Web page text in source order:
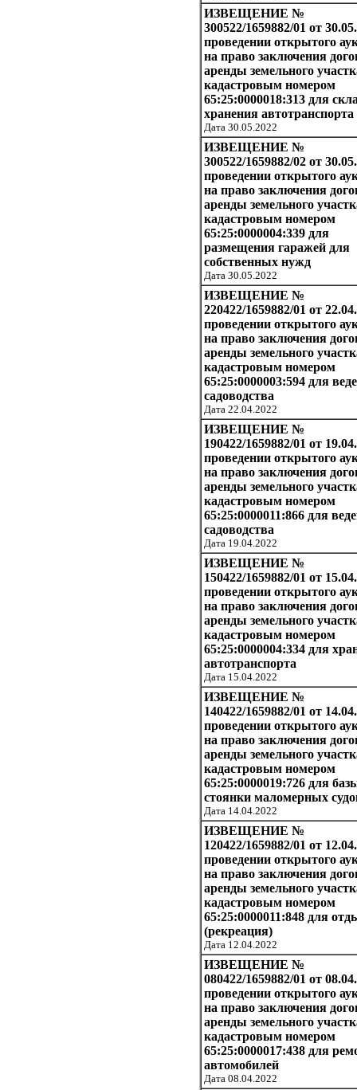
ИЗВЕЩЕНИЕ №
300522/1659882/01 от
проведении открытого
на право заключения
аренды земельного
кадастровым номером
65:25:0000018:313 для
хранения автотранспорта
Дата 30.05.2022
ИЗВЕЩЕНИЕ №
300522/1659882/02 от
проведении открытого
на право заключения
аренды земельного
кадастровым номером
65:25:0000004:339 для
размещения гаражей для
собственных нужд
Дата 30.05.2022
ИЗВЕЩЕНИЕ №
220422/1659882/01 от
проведении открытого
на право заключения
аренды земельного
кадастровым номером
65:25:0000003:594 для
садоводства
Дата 22.04.2022
ИЗВЕЩЕНИЕ №
190422/1659882/01 от
проведении открытого
на право заключения
аренды земельного
кадастровым номером
65:25:0000011:866 для
садоводства
Дата 19.04.2022
ИЗВЕЩЕНИЕ №
150422/1659882/01 от
проведении открытого
на право заключения
аренды земельного
кадастровым номером
65:25:0000004:334 для
автотранспорта
Дата 15.04.2022
ИЗВЕЩЕНИЕ №
140422/1659882/01 от
проведении открытого
на право заключения
аренды земельного
кадастровым номером
65:25:0000019:726 для
стоянки маломерных
Дата 14.04.2022
ИЗВЕЩЕНИЕ №
120422/1659882/01 от
проведении открытого
на право заключения
аренды земельного
кадастровым номером
65:25:0000011:848 для
(рекреация)
Дата 12.04.2022
ИЗВЕЩЕНИЕ №
080422/1659882/01 от
проведении открытого
на право заключения
аренды земельного
кадастровым номером
65:25:0000017:438 для
автомобилей
Дата 08.04.2022